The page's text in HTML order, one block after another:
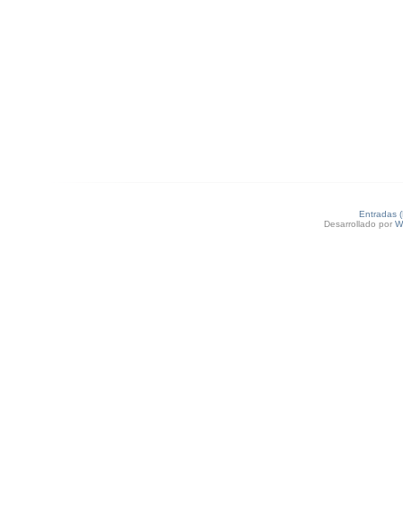
Entradas
Desarrollado por